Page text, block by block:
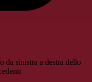
da sinistra a destra dello